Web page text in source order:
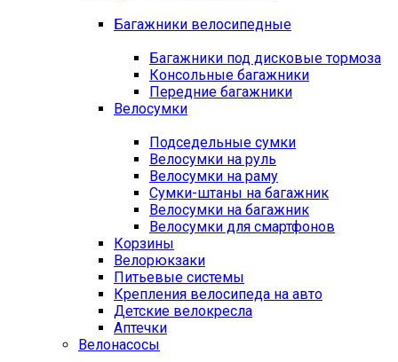
Багажники велосипедные
Багажники под дисковые тормоза
Консольные багажники
Передние багажники
Велосумки
Подседельные сумки
Велосумки на руль
Велосумки на раму
Сумки-штаны на багажник
Велосумки на багажник
Велосумки для смартфонов
Корзины
Велорюкзаки
Питьевые системы
Крепления велосипеда на авто
Детские велокресла
Аптечки
Велонасосы